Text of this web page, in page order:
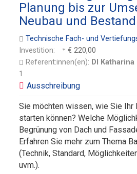
Planung bis zur
Neubau und Bestand
Technische Fach- und
Investition:
€ 220,00
Referent:innen(en): DI
1
Sie möchten wissen, wie Sie Ihr
starten können? Welche
Begrünung von Dach und
Erfahren Sie mehr zum Thema
(Technik, Standard,
uvm.).